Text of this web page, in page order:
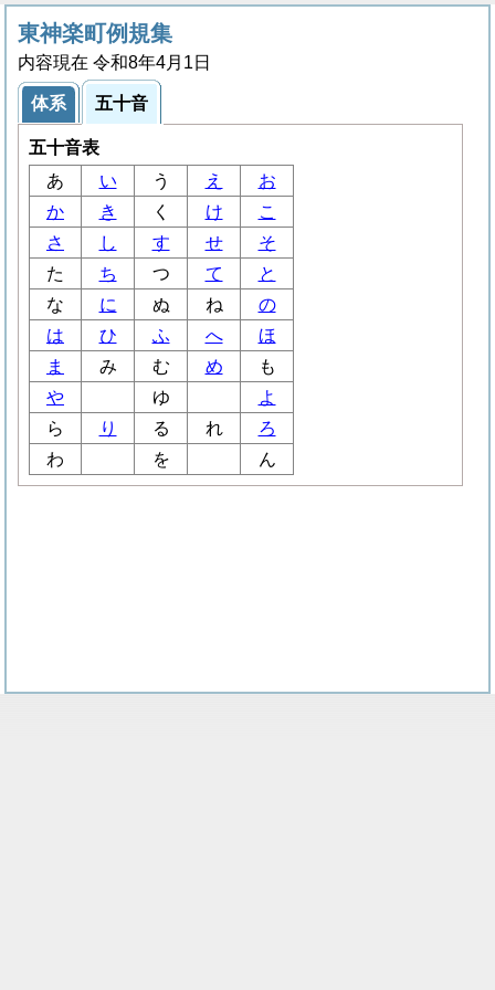
東神楽町例規集
内容現在 令和8年4月1日
体系 五十音
五十音表
あ
い う え
お
か
き く け
こ
さ
し す せ
そ
た
ち つ て
と
な
に ぬ ね
の
は
ひ ふ へ
ほ
ま
み む め
も
や
ゆ
よ
ら
り る れ
ろ
わ
を ん